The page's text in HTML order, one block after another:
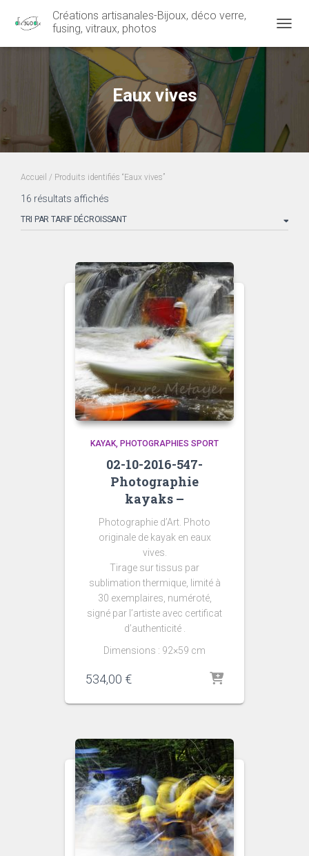
Créations artisanales-Bijoux, déco verre,
fusing, vitraux, photos
Eaux vives
Accueil / Produits identifiés “Eaux vives”
16 résultats affichés
prix
KAYAK PHOTOGRAPHIES SPORT
02-10-2016-547-
Photographie
kayaks –
Photographie d’Art. Photo
originale de kayak en eaux
vives.
Tirage sur tissus par
sublimation thermique, limité à
30 exemplaires, numéroté,
signé par l’artiste avec certificat
d’authenticité .
Dimensions : 92×59 cm
534,00 €